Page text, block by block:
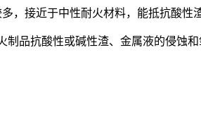
接近于中性耐火材料，能抵抗酸性
品抗酸性或碱性渣、金属液的侵蚀和